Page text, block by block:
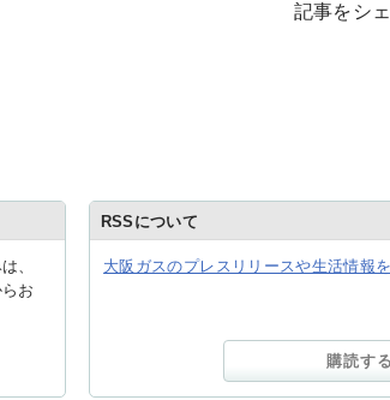
記事をシ
、
お
RSSについて
大阪ガスのプレスリリースや生活情報
購読する